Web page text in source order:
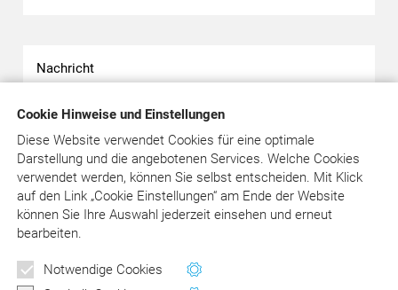
Cookie Hinweise und Einstellungen
Diese Website verwendet Cookies für eine optimale
Darstellung und die angebotenen Services. Welche Cookies
verwendet werden, können Sie selbst entscheiden. Mit Klick
aufden Link „Cookie Einstellungen“ am Ende der Website
können Sie Ihre Auswahl jederzeit einsehen und erneut
bearbeiten.
Notwendige Cookies
Bitte beachten Sie unsere Datenschutzerklärung
Newsletter